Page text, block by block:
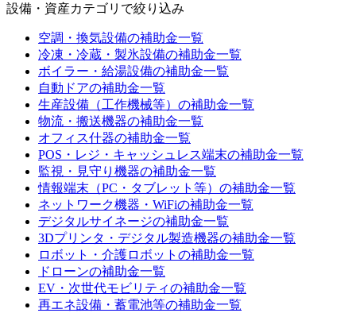
設備・資産カテゴリ で絞り込み
空調・換気設備の補助金一覧
冷凍・冷蔵・製氷設備の補助金一覧
ボイラー・給湯設備の補助金一覧
自動ドアの補助金一覧
生産設備（工作機械等） の補助金一覧
物流・搬送機器の補助金一覧
オフィス什器の補助金一覧
POS・レジ・キャッシュレス端末の補助金一覧
監視・見守り機器の補助金一覧
情報端末（PC・タブレット等） の補助金一覧
ネットワーク機器・WiFiの補助金一覧
デジタルサイネージの補助金一覧
3Dプリンタ・デジタル製造機器の補助金一覧
ロボット・介護ロボット の補助金一覧
ドローンの補助金一覧
EV・次世代モビリティの補助金一覧
再エネ設備・蓄電池等の補助金一覧